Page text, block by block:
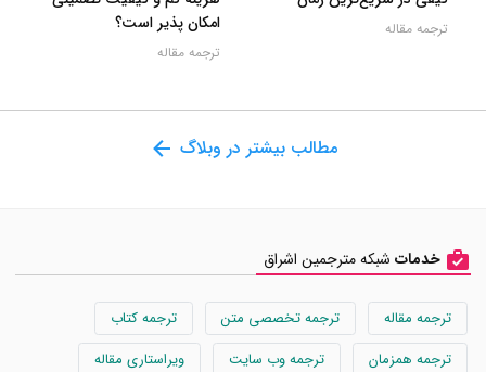
ترجمه مقاله
امکان پذیر است؟
ترجمه مقاله
مطالب بیشتر در وبلاگ
خدمات شبکه مترجمین اشراق
ترجمه مقاله ترجمه تخصصی متن
ترجمه کتاب
ترجمه همزمان
ترجمه وب سایت
ویراستاری مقاله